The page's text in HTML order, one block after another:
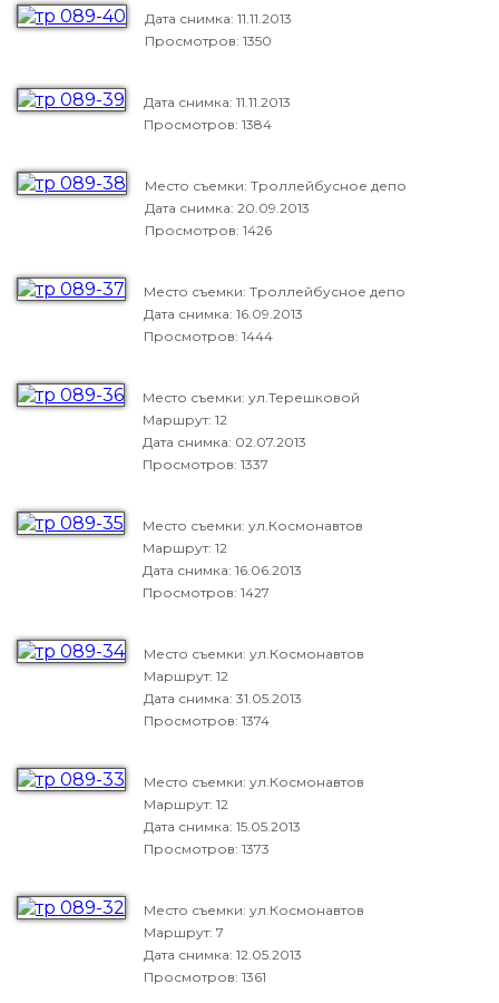
Дата снимка: 11.11.2013
Просмотров: 1350
Дата снимка: 11.11.2013
Просмотров: 1384
Место съемки: Троллейбусное депо
Дата снимка: 20.09.2013
Просмотров: 1426
Место съемки: Троллейбусное депо
Дата снимка: 16.09.2013
Просмотров: 1444
Место съемки: ул.Терешковой
Маршрут: 12
Дата снимка: 02.07.2013
Просмотров: 1337
Место съемки: ул.Космонавтов
Маршрут: 12
Дата снимка: 16.06.2013
Просмотров: 1427
Место съемки: ул.Космонавтов
Маршрут: 12
Дата снимка: 31.05.2013
Просмотров: 1374
Место съемки: ул.Космонавтов
Маршрут: 12
Дата снимка: 15.05.2013
Просмотров: 1373
Место съемки: ул.Космонавтов
Маршрут: 7
Дата снимка: 12.05.2013
Просмотров: 1361